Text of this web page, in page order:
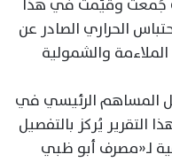
الحراري الصادر عن
والشمولية
المساهم الرئيسي في
التقرير يُركز بالتفصيل
لـ«مصرف أبو ظبي